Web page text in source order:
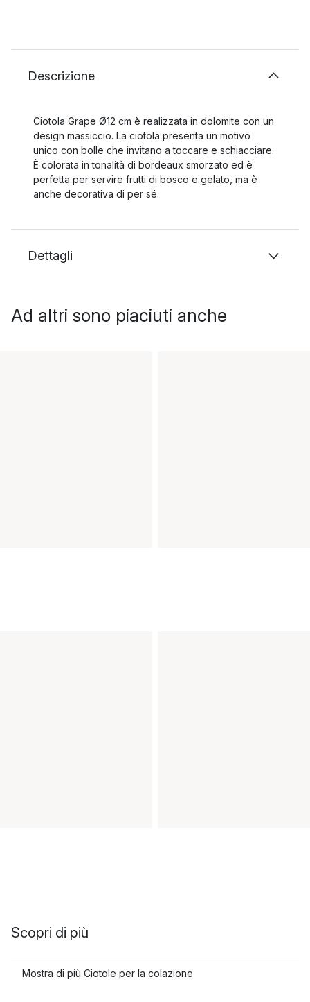
Descrizione
Ciotola Grape Ø12 cm è realizzata in dolomite con un
design massiccio. La ciotola presenta un motivo
unico con bolle che invitano a toccare e schiacciare.
È colorata in tonalità di bordeaux smorzato ed è
perfetta per servire frutti di bosco e gelato, ma è
anche decorativa di per sé.
Dettagli
Ad altri sono piaciuti anche
Scopri di più
Mostra di più Ciotole per la colazione